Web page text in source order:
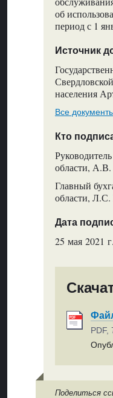
об
период с 1
Источник
населения
Все
Кто
области,
Главный
области, Л.С.
Дата
25 мая 2021 г.
Поделиться